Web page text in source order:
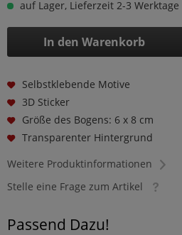
auf Lager, Lieferzeit 2-3 Werktage
In den Warenkorb
Selbstklebende Motive
3D Sticker
Größe des Bogens: 6 x 8 cm
Transparenter Hintergrund
Weitere Produktinformationen
Stelle eine Frage zum Artikel
Passend Dazu!